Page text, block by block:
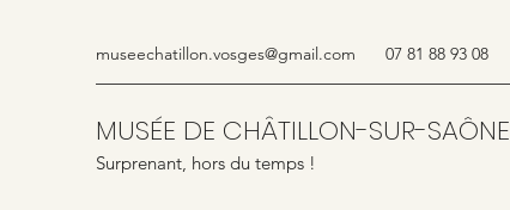
museechatillon.vosges@gmail.com 07 81 88 93 08
MUSÉE DE CHÂTILLON-SUR-SAÔNE
Surprenant, hors du temps !